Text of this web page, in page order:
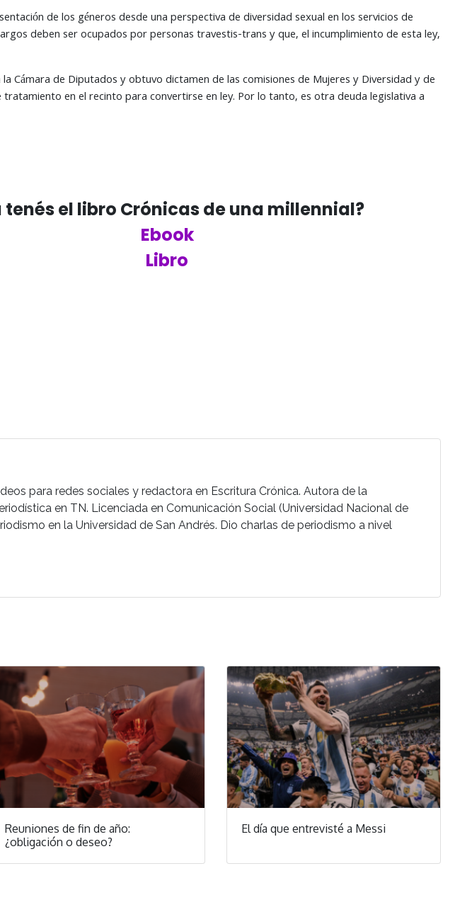
de los géneros desde una perspectiva de diversidad sexual en los servicios de
deben ser ocupados por personas travestis-trans y que, el incumplimiento de esta ley,
Cámara de Diputados y obtuvo dictamen de las comisiones de Mujeres y Diversidad y de
en el recinto para convertirse en ley. Por lo tanto, es otra deuda legislativa a
tenés el libro Crónicas de una millennial?
Ebook
Libro
para redes sociales y redactora en Escritura Crónica. Autora de la
en TN. Licenciada en Comunicación Social (Universidad Nacional de
en la Universidad de San Andrés. Dio charlas de periodismo a nivel
Reuniones de fin de año:
¿obligación o deseo?
El día que entrevisté a Messi